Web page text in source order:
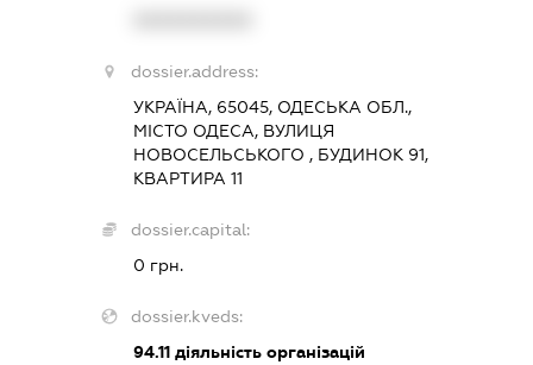
dossier.address:
УКРАЇНА, 65045, ОДЕСЬКА ОБЛ.,
МІСТО ОДЕСА, ВУЛИЦЯ
НОВОСЕЛЬСЬКОГО , БУДИНОК 91,
КВАРТИРА 11
dossier.capital:
0 грн.
dossier.kveds:
94.11 діяльність організацій